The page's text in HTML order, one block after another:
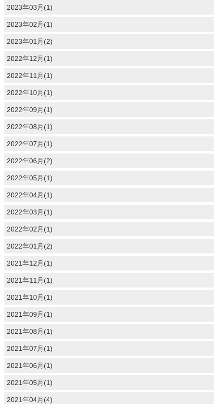
2023年03月(1)
2023年02月(1)
2023年01月(2)
2022年12月(1)
2022年11月(1)
2022年10月(1)
2022年09月(1)
2022年08月(1)
2022年07月(1)
2022年06月(2)
2022年05月(1)
2022年04月(1)
2022年03月(1)
2022年02月(1)
2022年01月(2)
2021年12月(1)
2021年11月(1)
2021年10月(1)
2021年09月(1)
2021年08月(1)
2021年07月(1)
2021年06月(1)
2021年05月(1)
2021年04月(4)